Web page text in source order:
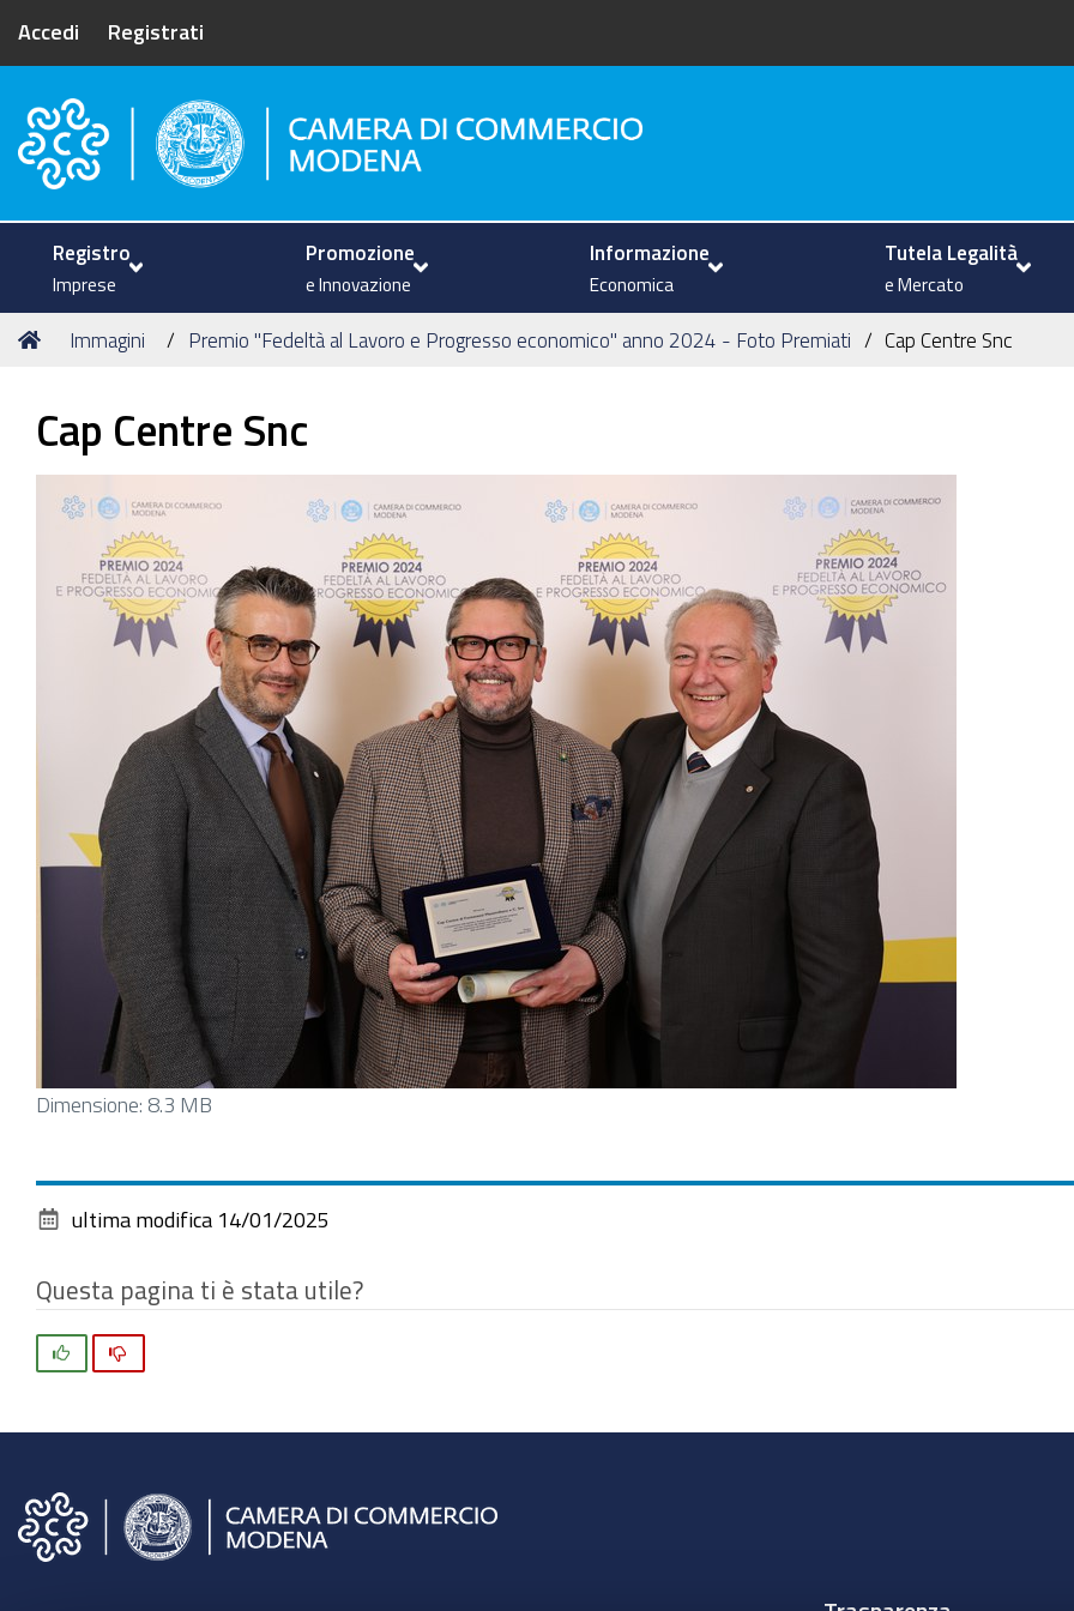
Accedi Registrati
Camera di Commercio di Modena
Registro
Imprese
Promozione
e Innovazione
Informazione
Economica
Tutela Legalità
e Mercato
Tu
Home
Immagini Premio "Fedeltà al Lavoro e Progresso economico" anno 2024 - Foto Premiati Cap Centre Snc
Cap Centre Snc
Clicca
alle
originali…
Dimensione: 8.3 MB
ultima modifica 14/01/2025
Questa pagina ti è stata utile?